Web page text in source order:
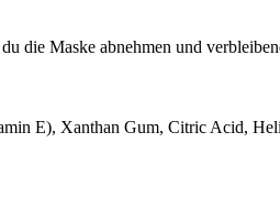
Maske abnehmen und
E), Xanthan Gum, Citric Acid,